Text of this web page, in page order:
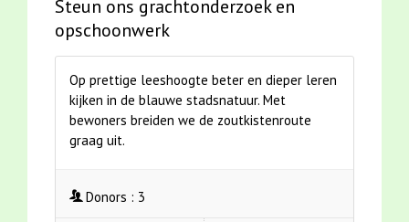
Steun ons grachtonderzoek en
opschoonwerk
Op prettige leeshoogte beter en dieper leren
kijken in de blauwe stadsnatuur. Met
bewoners breiden we de zoutkistenroute
graag uit.
Donors : 3